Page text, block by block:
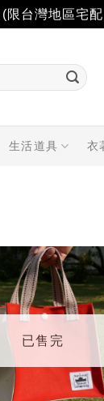
限台灣地區宅
生活道具 衣
已售完